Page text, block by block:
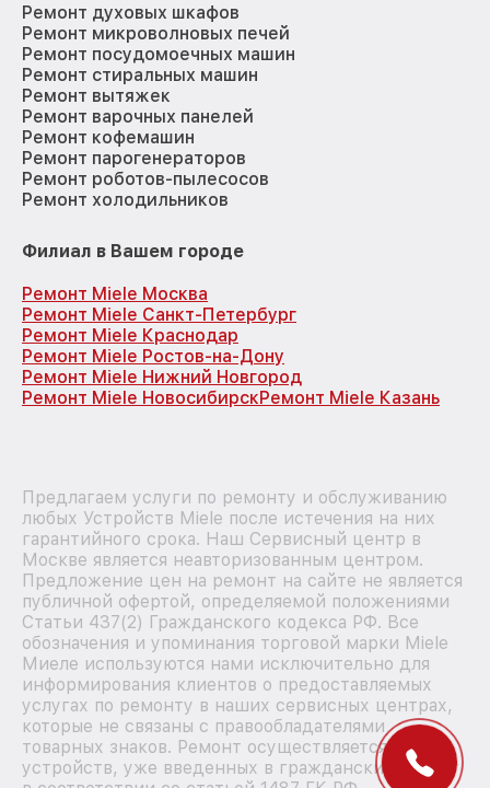
Ремонт духовых шкафов
Ремонт микроволновых печей
Ремонт посудомоечных машин
Ремонт стиральных машин
Ремонт вытяжек
Ремонт варочных панелей
Ремонт кофемашин
Ремонт парогенераторов
Ремонт роботов-пылесосов
Ремонт холодильников
Филиал в Вашем городе
Ремонт Miele Москва
Ремонт Miele Санкт-Петербург
Ремонт Miele Краснодар
Ремонт Miele Ростов-на-Дону
Ремонт Miele Нижний Новгород
Ремонт Miele НовосибирскРемонт Miele Казань
Предлагаем услуги по ремонту и обслуживанию
любых Устройств Miele после истечения на них
гарантийного срока. Наш Сервисный центр в
Москве является неавторизованным центром.
Предложение цен на ремонт на сайте не является
публичной офертой, определяемой положениями
Статьи 437(2) Гражданского кодекса РФ. Все
обозначения и упоминания торговой марки Miele
Миеле используются нами исключительно для
информирования клиентов о предоставляемых
услугах по ремонту в наших сервисных центрах,
которые не связаны с правообладателями
товарных знаков. Ремонт осуществляется для
устройств, уже введенных в гражданский оборот